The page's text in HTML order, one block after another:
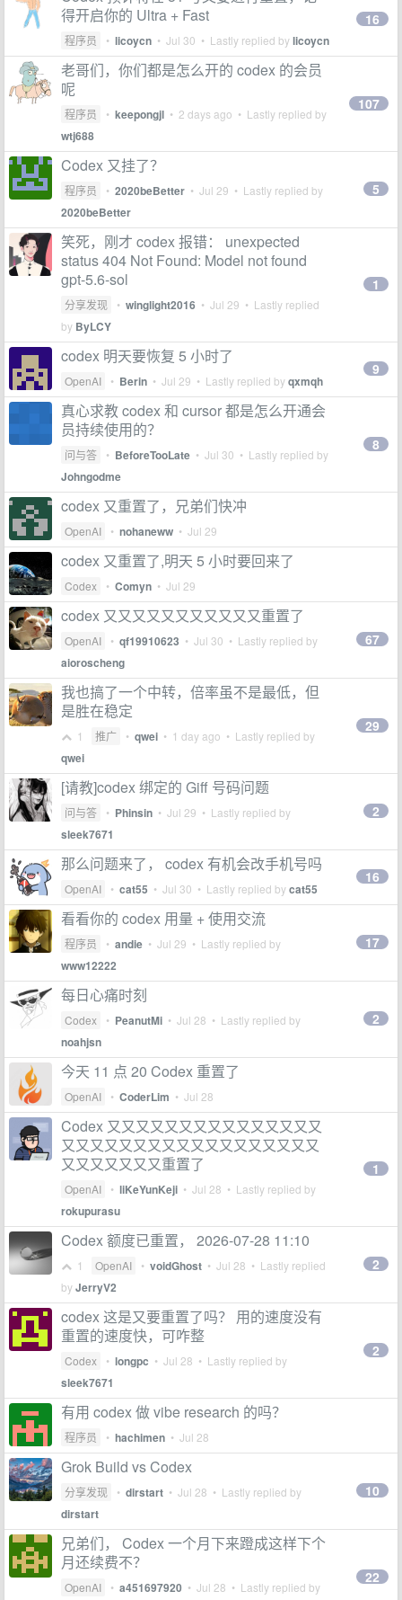
得开启你的 Ultra + Fast
程序员 • licoycn • Jul 30 • Lastly replied bylicoycn
16
老哥们，你们都是怎么开的 codex 的会员
呢
程序员 • keepongjl • 2 days ago • Lastly replied by
wtj688
107
Codex 又挂了？
程序员 • 2020beBetter • Jul 29 • Lastly replied by
2020beBetter
5
笑死，刚才 codex 报错： unexpected
status 404 Not Found: Model not found
gpt-5.6-sol
分享发现 • winglight2016 • Jul 29 • Lastly replied
by ByLCY
1
codex 明天要恢复 5 小时了
OpenAI • Berin • Jul 29 • Lastly replied byqxmqh
9
真心求教 codex 和 cursor 都是怎么开通会
员持续使用的？
问与答 • BeforeTooLate • Jul 30 • Lastly replied by
Johngodme
8
codex 又重置了，兄弟们快冲
OpenAI • nohaneww • Jul 29
codex 又重置了,明天 5 小时要回来了
Codex • Comyn • Jul 29
codex 又又又又又又又又又又又重置了
OpenAI • qf19910623 • Jul 30 • Lastly replied by
aioroscheng
67
我也搞了一个中转，倍率虽不是最低，但
是胜在稳定
1 推广 • qwei • 1 day ago • Lastly replied by
qwei
29
[请教]codex 绑定的 Giff 号码问题
问与答 • Phinsin • Jul 29 • Lastly replied by
sleek7671
2
那么问题来了， codex 有机会改手机号吗
OpenAI • cat55 • Jul 30 • Lastly replied bycat55
16
看看你的 codex 用量 + 使用交流
程序员 • andie • Jul 29 • Lastly replied by
www12222
17
每日心痛时刻
Codex • PeanutMi • Jul 28 • Lastly replied by
noahjsn
2
今天 11 点 20 Codex 重置了
OpenAI • CoderLim • Jul 28
Codex 又又又又又又又又又又又又又又又
又又又又又又又又又又又又又又又又又又
又又又又又又又重置了
OpenAI • liKeYunKeji • Jul 28 • Lastly replied by
rokupurasu
1
Codex 额度已重置， 2026-07-28 11:10
1 OpenAI • voidGhost • Jul 28 • Lastly replied
byJerryV2
2
codex 这是又要重置了吗？ 用的速度没有
重置的速度快，可咋整
Codex • longpc • Jul 28 • Lastly replied by
sleek7671
2
有用 codex 做 vibe research 的吗？
程序员 • hachimen • Jul 28
Grok Build vs Codex
分享发现 • dirstart • Jul 28 • Lastly replied by
dirstart
10
兄弟们， Codex 一个月下来蹬成这样下个
月还续费不？
OpenAI • a451697920 • Jul 28 • Lastly replied by
22